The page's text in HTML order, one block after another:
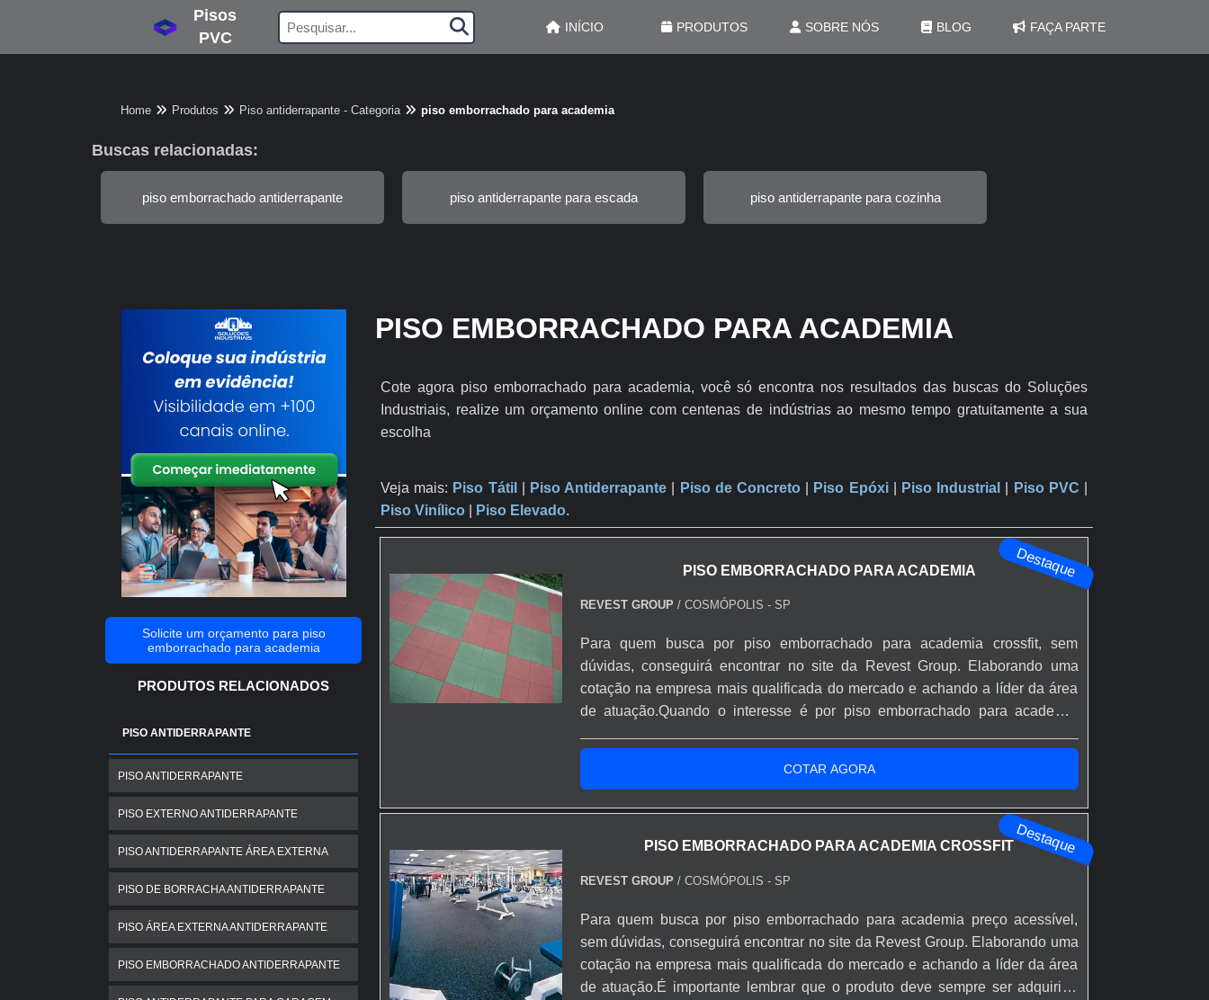
Pisos
PVC
INÍCIO PRODUTOS SOBRE NÓS BLOG FAÇA PARTE
Home Produtos Piso antiderrapante - Categoria piso emborrachado para academia
Buscas relacionadas:
piso emborrachado antiderrapante piso antiderrapante para escada piso antiderrapante para cozinha
Solicite um orçamento para piso
emborrachado para academia
PRODUTOS RELACIONADOS
PISO ANTIDERRAPANTE
PISO ANTIDERRAPANTE
PISO EXTERNO ANTIDERRAPANTE
PISO ANTIDERRAPANTE ÁREA EXTERNA
PISO DE BORRACHA ANTIDERRAPANTE
PISO ÁREA EXTERNA ANTIDERRAPANTE
PISO EMBORRACHADO ANTIDERRAPANTE
PISO EMBORRACHADO PARA ACADEMIA
Cote agora piso emborrachado para academia, você só encontra nos resultados das buscas do Soluções
Industriais, realize um orçamento online com centenas de indústrias ao mesmo tempo gratuitamente a sua
escolha
Veja mais: Piso Tátil Piso Antiderrapante Piso de Concreto Piso Epóxi| Piso Industrial Piso PVC
Piso Vinílico
Piso Elevado.
Destaque
PISO EMBORRACHADO PARA ACADEMIA
REVEST GROUP / COSMÓPOLIS - SP
Para quem busca por piso emborrachado para academia crossfit, sem
dúvidas, conseguirá encontrar no site da Revest Group. Elaborando uma
cotação na empresa mais qualificada do mercado e achando a líder da área
de atuação.Quando o interesse é por piso emborrachado para academia
produtos em pequena escala.MAIS SOBRE PISO EMBORRACHADO PARA
ACADEMIA CROSSFITHá muitas man...
COTAR AGORA
Destaque
PISO EMBORRACHADO PARA ACADEMIA CROSSFIT
REVEST GROUP / COSMÓPOLIS - SP
Para quem busca por piso emborrachado para academia preço acessível,
sem dúvidas, conseguirá encontrar no site da Revest Group. Elaborando uma
cotação na empresa mais qualificada do mercado e achando a líder da área
de atuação.É importante lembrar que o produto deve sempre ser adquirido